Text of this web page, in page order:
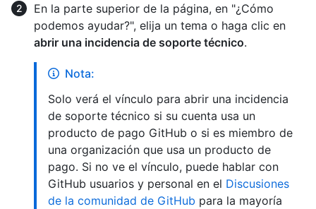
En la parte superior de la página, en "¿Cómo
podemos ayudar?", elija un tema o haga clic en
abrir una incidencia de soporte técnico.
Nota:
Solo verá el vínculo para abrir una incidencia
de soporte técnico si su cuenta usa un
producto de pago GitHub o si es miembro de
una organización que usa un producto de
pago. Si no ve el vínculo, puede hablar con
GitHub usuarios y personal en el Discusiones
de la comunidad de GitHub para la mayoría